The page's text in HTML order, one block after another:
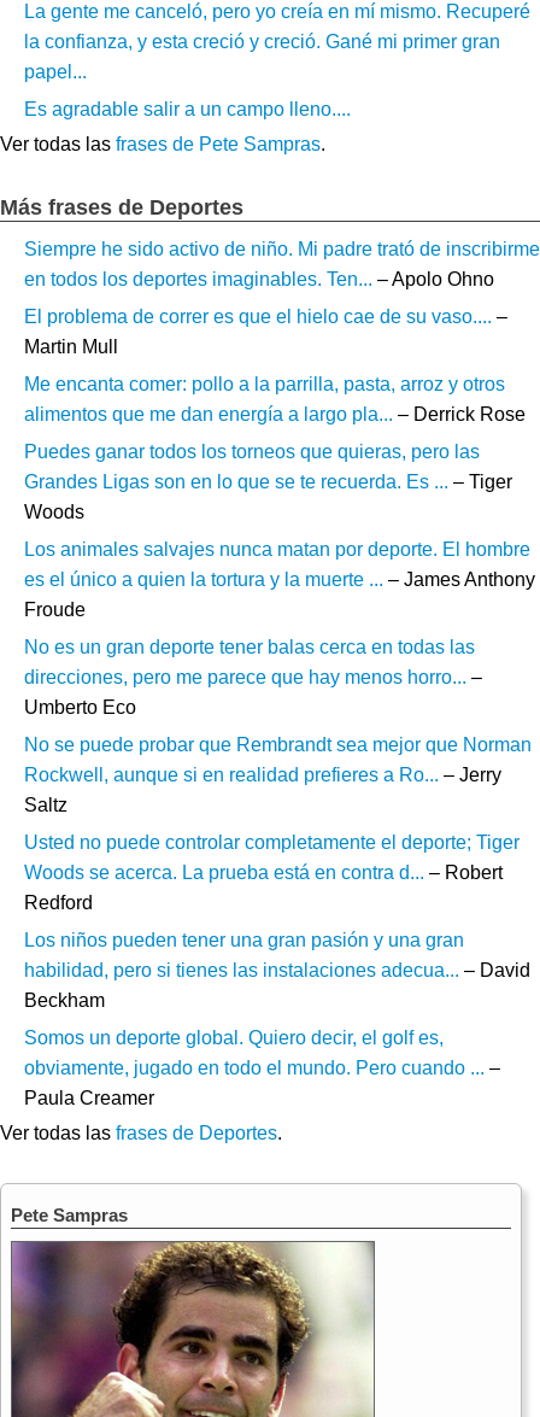
La gente me canceló, pero yo creía en mí mismo. Recuperé
la confianza, y esta creció y creció. Gané mi primer gran
papel...
Es agradable salir a un campo lleno....
Ver todas las frases de Pete Sampras.
Más frases de Deportes
Siempre he sido activo de niño. Mi padre trató de inscribirme
en todos los deportes imaginables. Ten... – Apolo Ohno
El problema de correr es que el hielo cae de su vaso.... –
Martin Mull
Me encanta comer: pollo a la parrilla, pasta, arroz y otros
alimentos que me dan energía a largo pla... – Derrick Rose
Puedes ganar todos los torneos que quieras, pero las
Grandes Ligas son en lo que se te recuerda. Es ... – Tiger
Woods
Los animales salvajes nunca matan por deporte. El hombre
es el único a quien la tortura y la muerte ... – James Anthony
Froude
No es un gran deporte tener balas cerca en todas las
direcciones, pero me parece que hay menos horro... –
Umberto Eco
No se puede probar que Rembrandt sea mejor que Norman
Rockwell, aunque si en realidad prefieres a Ro... – Jerry
Saltz
Usted no puede controlar completamente el deporte; Tiger
Woods se acerca. La prueba está en contra d... – Robert
Redford
Los niños pueden tener una gran pasión y una gran
habilidad, pero si tienes las instalaciones adecua... – David
Beckham
Somos un deporte global. Quiero decir, el golf es,
obviamente, jugado en todo el mundo. Pero cuando ... –
Paula Creamer
Ver todas las frases de Deportes.
Pete Sampras